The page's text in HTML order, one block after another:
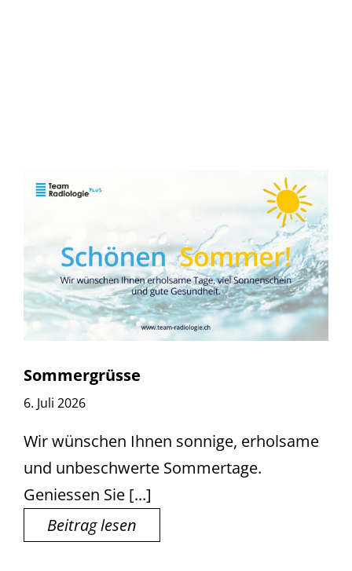
Sommergrüsse
6. Juli 2026
Wir wünschen Ihnen sonnige, erholsame
und unbeschwerte Sommertage.
Geniessen Sie [...]
Beitrag lesen